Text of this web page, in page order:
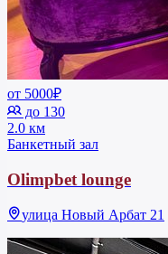
от 5000₽
до 130
2.0 км
Банкетный зал
Olimpbet lounge
улица Новый Арбат 21